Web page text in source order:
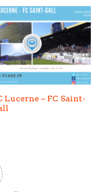
Lucerne – FC Saint-